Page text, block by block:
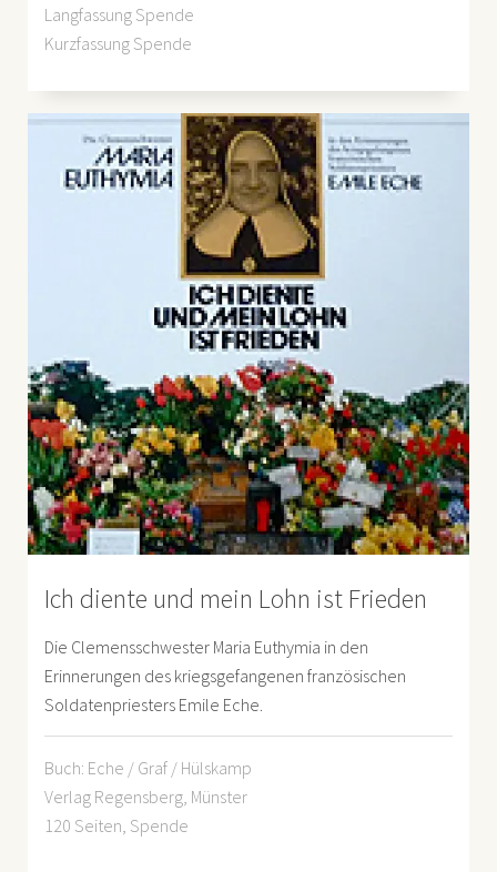
Langfassung Spende
Kurzfassung Spende
Ich diente und mein Lohn ist Frieden
Die Clemensschwester Maria Euthymia in den
Erinnerungen des kriegsgefangenen französischen
Soldatenpriesters Emile Eche.
Buch: Eche / Graf / Hülskamp
Verlag Regensberg, Münster
120 Seiten, Spende